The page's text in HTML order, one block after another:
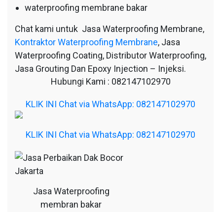
waterproofing membrane bakar
Chat kami untuk Jasa Waterproofing Membrane,
Kontraktor Waterproofing Membrane, Jasa
Waterproofing Coating, Distributor Waterproofing,
Jasa Grouting Dan Epoxy Injection – Injeksi.
Hubungi Kami : 082147102970
KLIK INI Chat via WhatsApp: 082147102970
KLIK INI Chat via WhatsApp: 082147102970
Jasa Waterproofing
membran bakar